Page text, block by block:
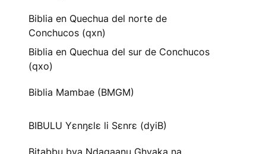
Biblia en Quechua del norte de
Conchucos (qxn)
Biblia en Quechua del sur de Conchucos
(qxo)
Biblia Mambae (BMGM)
BIBULU Yɛnŋɛlɛ li Sɛnrɛ (dyiB)
Bitabbu bya Ndagaanu Ghyaka na